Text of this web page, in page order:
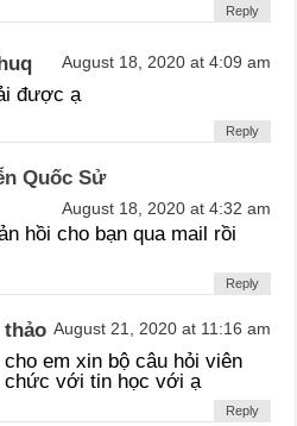
Reply
August 18, 2020 at 4:09 am
được ạ
Reply
Quốc Sử
August 18, 2020 at 4:32 am
hồi cho bạn qua mail rồi
Reply
thảo August 21, 2020 at 11:16 am
cho em xin bộ câu hỏi viên
chức với tin học với ạ
Reply